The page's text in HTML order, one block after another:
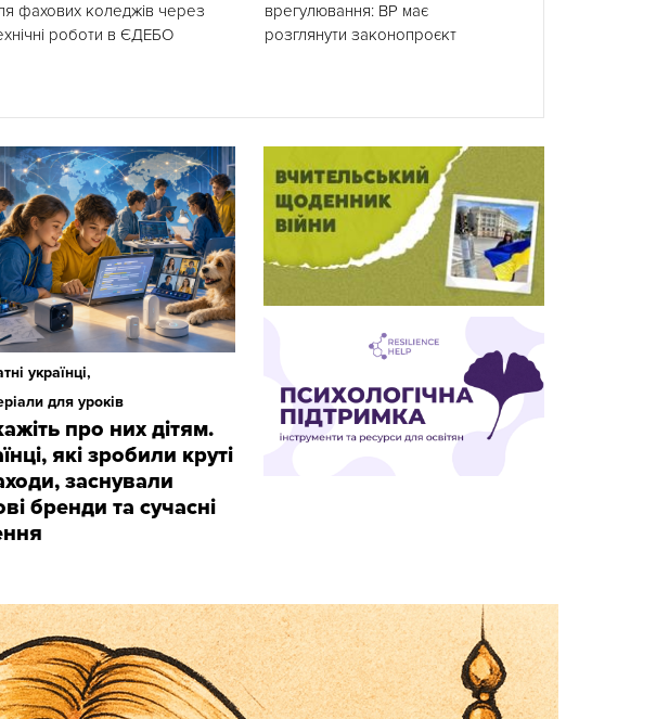
фахових коледжів через
роботи в ЄДЕБО
врегулювання: ВР має
розглянути законопроєкт
українці,
для уроків
про них дітям.
які зробили круті
заснували
бренди та сучасні